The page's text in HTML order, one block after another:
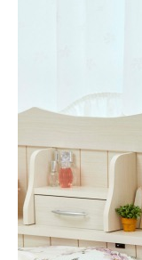
建設×テクノロジー
ちょっと気になる